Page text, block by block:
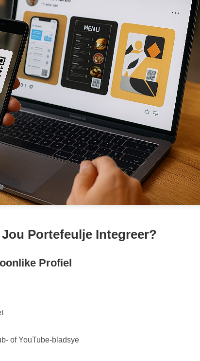
Portefeulje Integreer?
Profiel
of YouTube-bladsye